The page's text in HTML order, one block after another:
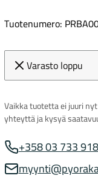
Tuotenumero:
Varasto loppu
Vaikka tuotetta ei juuri
yhteyttä ja kysyä
Myynnin
+358 03 733
Myynnin sähköposti